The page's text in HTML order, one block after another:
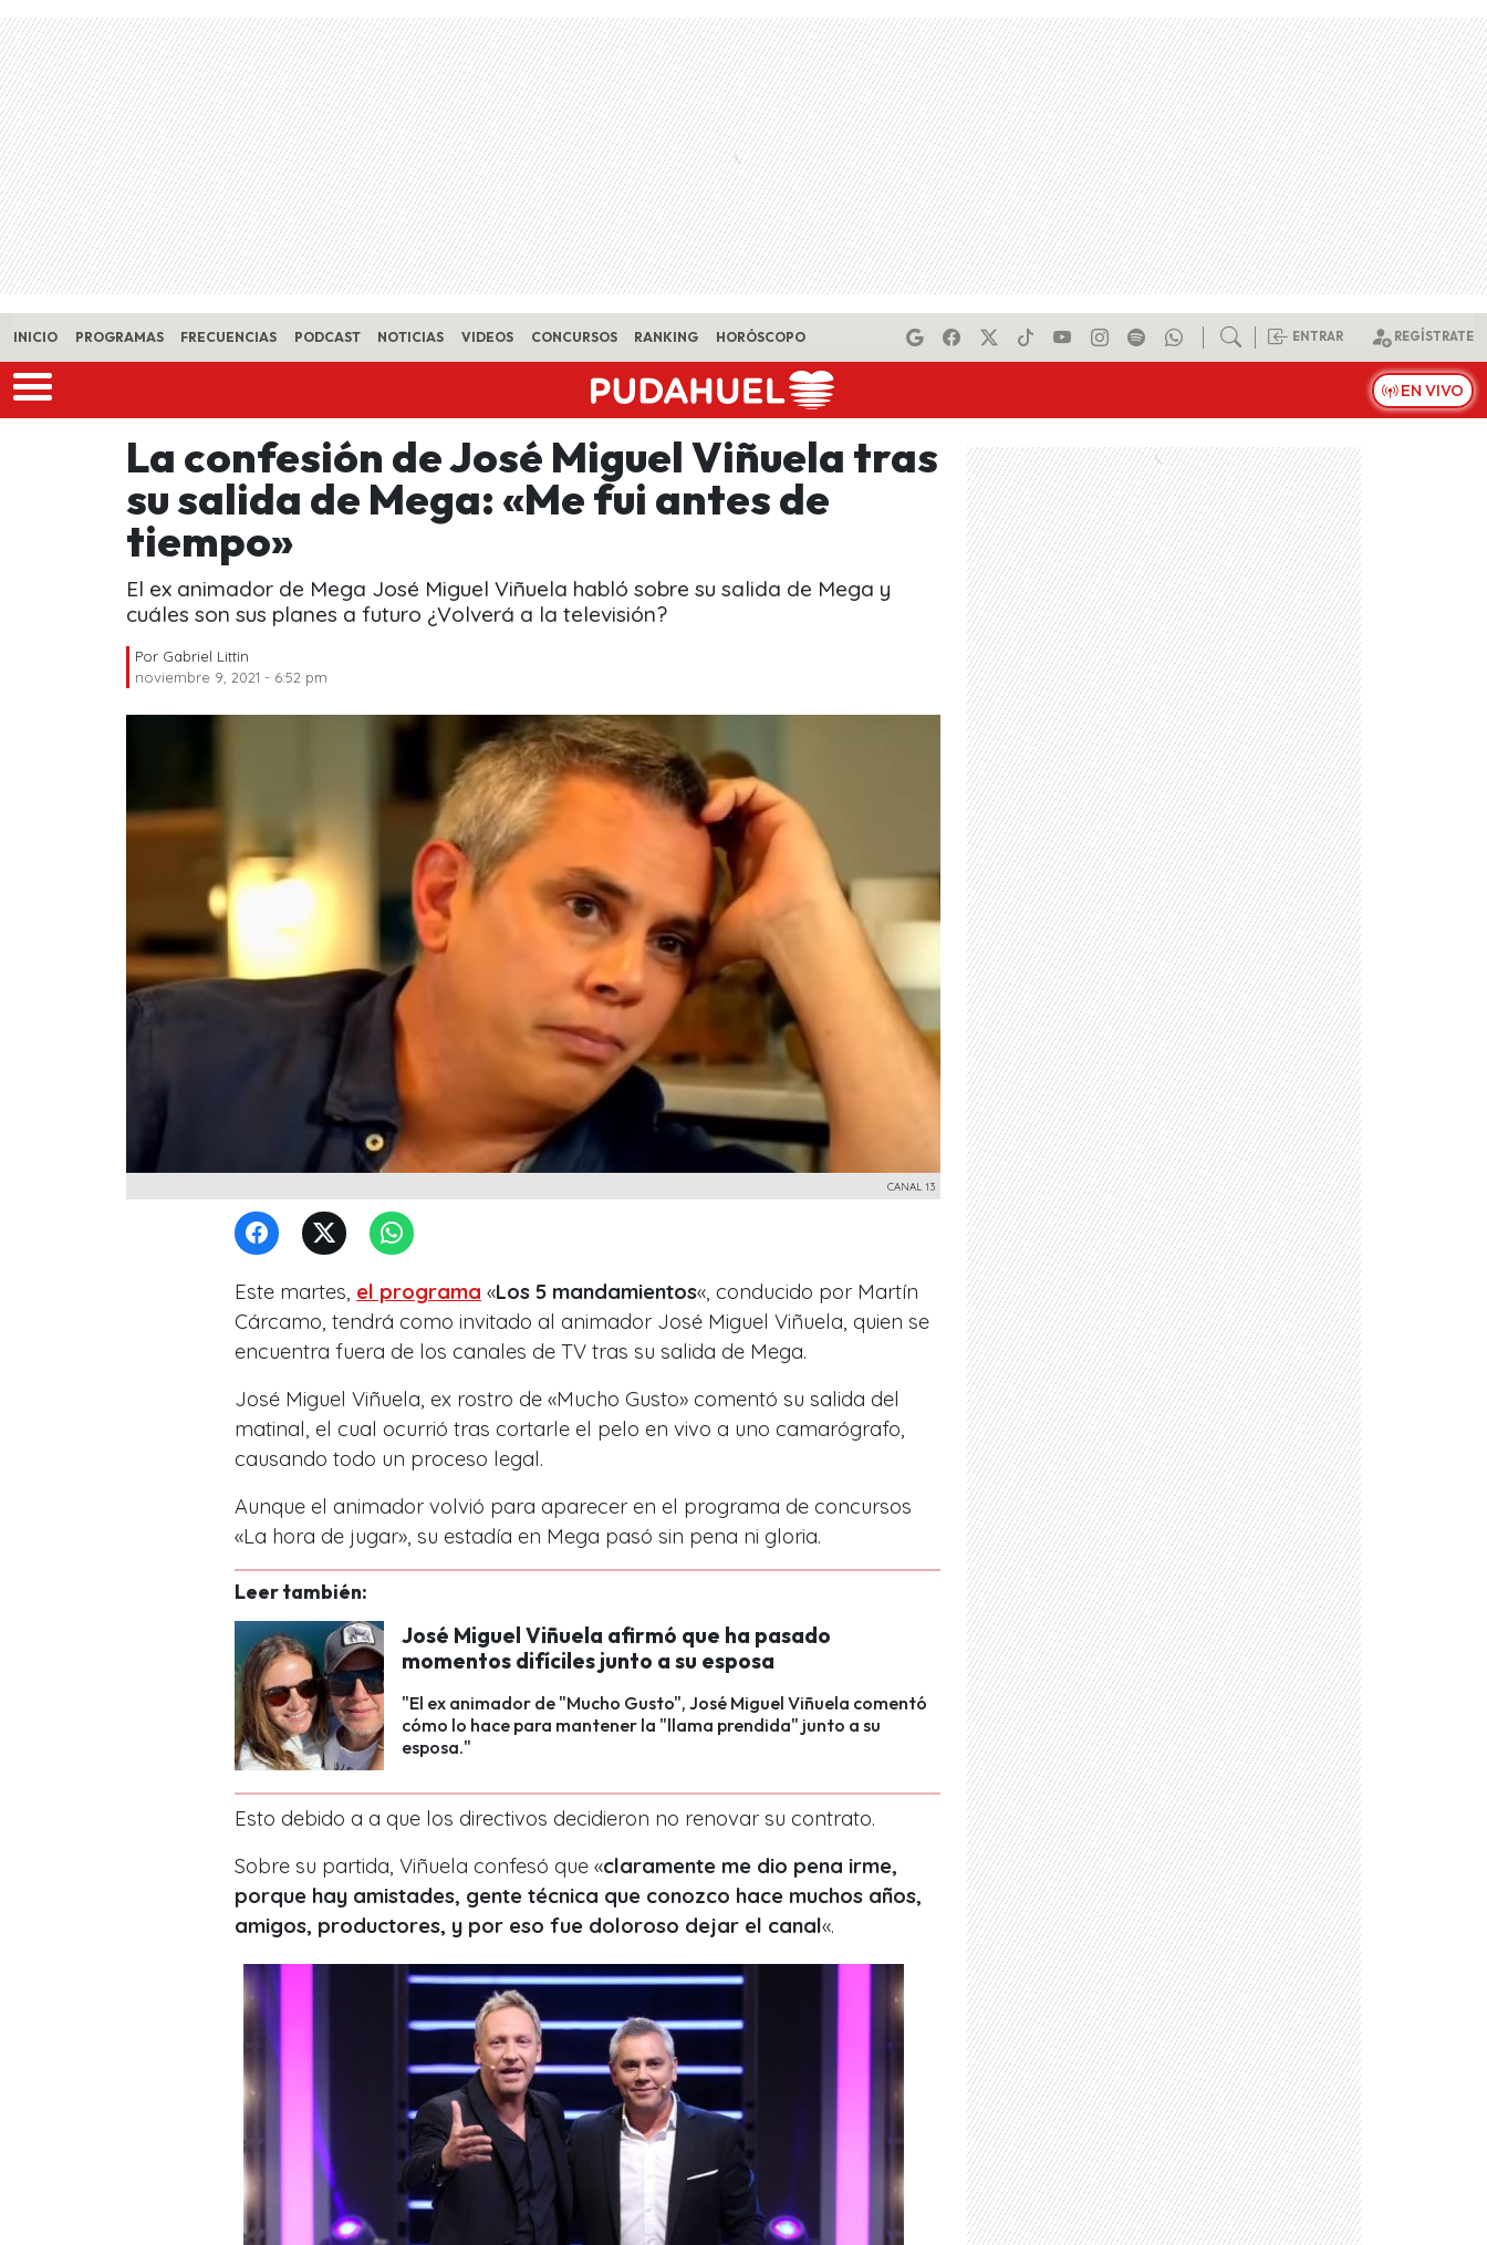
Skip to main content
INICIO PROGRAMAS FRECUENCIAS PODCAST NOTICIAS VIDEOS CONCURSOS RANKING HORÓSCOPO ENTRAR REGÍSTRATE
EN VIVO
La confesión de José Miguel Viñuela tras
su salida de Mega: «Me fui antes de
tiempo»
El ex animador de Mega José Miguel Viñuela habló sobre su salida de Mega y
cuáles son sus planes a futuro ¿Volverá a la televisión?
Por Gabriel Littin
noviembre 9, 2021 - 6:52 pm
CANAL 13
Este martes, el programa «Los 5 mandamientos« , conducido por Martín
Cárcamo, tendrá como invitado al animador José Miguel Viñuela, quien se
encuentra fuera de los canales de TV tras su salida de Mega.
José Miguel Viñuela, ex rostro de «Mucho Gusto» comentó su salida del
matinal, el cual ocurrió tras cortarle el pelo en vivo a uno camarógrafo,
causando todo un proceso legal.
Aunque el animador volvió para aparecer en el programa de concursos
«La hora de jugar», su estadía en Mega pasó sin pena ni gloria.
Leer también:
José Miguel Viñuela afirmó que ha pasado
momentos difíciles junto a su esposa
"El ex animador de "Mucho Gusto", José Miguel Viñuela comentó
cómo lo hace para mantener la "llama prendida" junto a su
esposa."
Esto debido a a que los directivos decidieron no renovar su contrato.
Sobre su partida, Viñuela confesó que «claramente me dio pena irme,
porque hay amistades, gente técnica que conozco hace muchos años,
amigos, productores, y por eso fue doloroso dejar el canal«.